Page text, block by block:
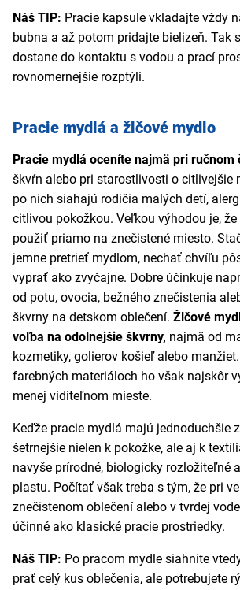
Náš TIP: Pracie kapsule vkladajte vždy
bubna a až potom pridajte bielizeň. Tak
dostane do kontaktu s vodou a prací
rovnomernejšie rozptýli.
Pracie mydlá a žlčové mydlo
Pracie mydlá oceníte najmä pri ručnom
škvŕn alebo pri starostlivosti o citlivejšie
po nich siahajú rodičia malých detí,
citlivou pokožkou. Veľkou výhodou je,
použiť priamo na znečistené miesto.
jemne pretrieť mydlom, nechať chvíľu
vyprať ako zvyčajne. Dobre účinkuje
od potu, ovocia, bežného znečistenia
škvrny na detskom oblečení. Žlčové
voľba na odolnejšie škvrny, najmä od
kozmetiky, golierov košieľ alebo
farebných materiáloch ho však najskôr
menej viditeľnom mieste.
Keďže pracie mydlá majú jednoduchšie
šetrnejšie nielen k pokožke, ale aj k
navyše prírodné, biologicky rozložiteľné
plastu. Počítať však treba s tým, že pri
znečistenom oblečení alebo v tvrdej
účinné ako klasické pracie prostriedky.
Náš TIP: Po pracom mydle siahnite
prať celý kus oblečenia, ale potrebujete